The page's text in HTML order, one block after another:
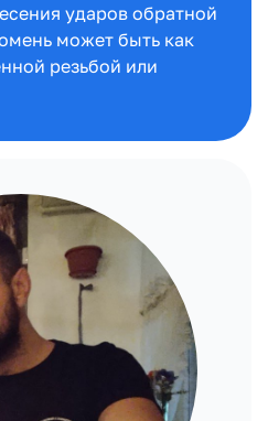
ударов обратной
может быть как
резьбой или